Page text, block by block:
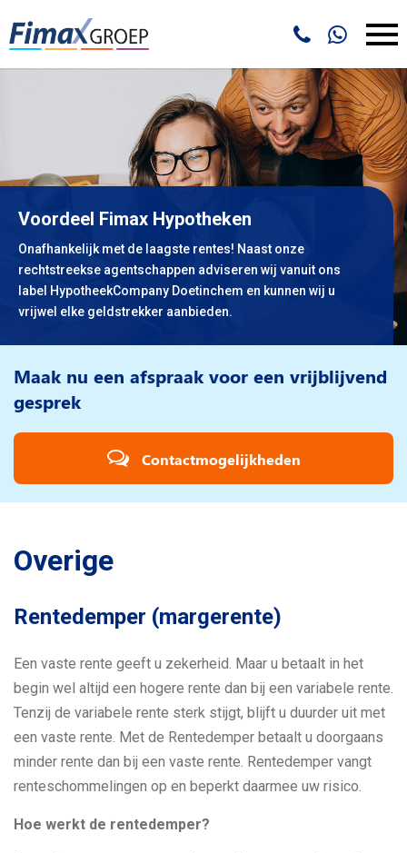
Voordeel Fimax Hypotheken
Onafhankelijk met de laagste rentes! Naast onze
rechtstreekse agentschappen adviseren wij vanuit ons
label HypotheekCompany Doetinchem en kunnen wij u
vrijwel elke geldstrekker aanbieden.
Maak nu een afspraak voor een vrijblijvend
gesprek
Contactmogelijkheden
Overige
Rentedemper (margerente)
Een vaste rente geeft u zekerheid. Maar u betaalt in het
begin wel altijd een hogere rente dan bij een variabele rente.
Tenzij de variabele rente sterk stijgt, blijft u duurder uit met
een vaste rente. Met de Rentedemper betaalt u doorgaans
minder rente dan bij een vaste rente. Rentedemper vangt
renteschommelingen op en beperkt daarmee uw risico.
Hoe werkt de rentedemper?